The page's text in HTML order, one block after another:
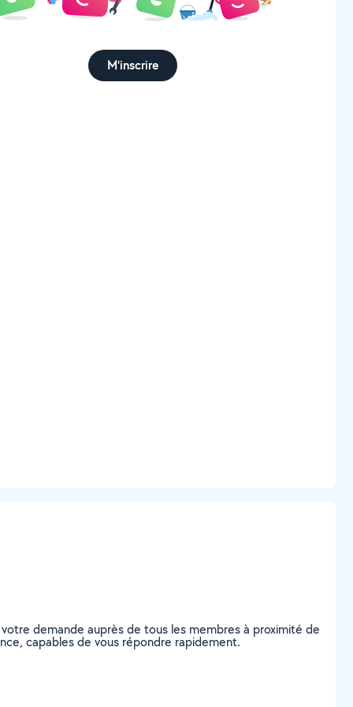
M'inscrire
demande auprès de tous les membres à proximité de
capables de vous répondre rapidement.